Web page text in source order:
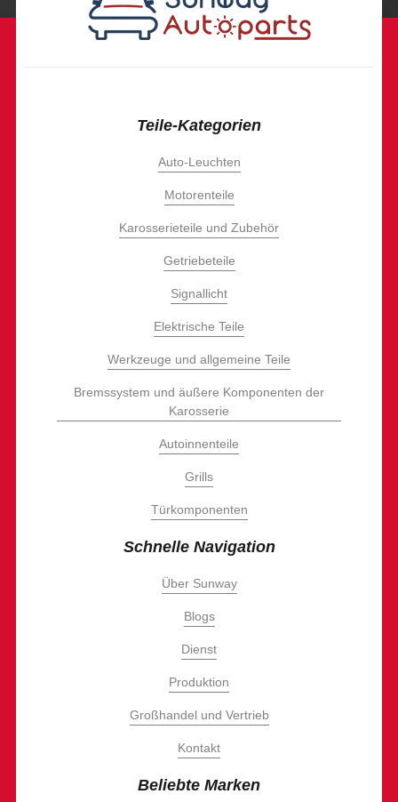
Teile-Kategorien
Auto-Leuchten
Motorenteile
Karosserieteile und Zubehör
Getriebeteile
Signallicht
Elektrische Teile
Werkzeuge und allgemeine Teile
Bremssystem und äußere Komponenten der
Karosserie
Autoinnenteile
Grills
Türkomponenten
Schnelle Navigation
Über Sunway
Blogs
Dienst
Produktion
Großhandel und Vertrieb
Kontakt
Beliebte Marken